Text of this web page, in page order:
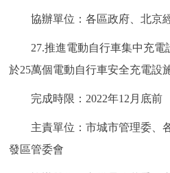
協辦單位：各區政府、北京
27.推進電動自行車集中充電
於25萬個電動自行車安全充電設
完成時限：2022年12月底前
主責單位：市城市管理委、
發區管委會